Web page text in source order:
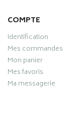
COMPTE
Identification
Mes commandes
Mon panier
Mes favoris
Ma messagerie